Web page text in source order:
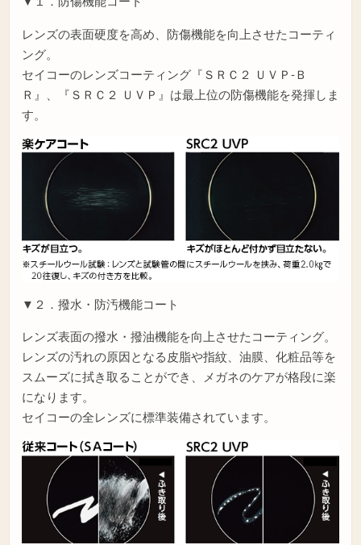
レンズの表面硬度を高め、防傷機能を向上させたコーティ
ング。
セイコーのレンズコーティング『ＳＲＣ２ ＵＶＰ-Ｂ
Ｒ』、『ＳＲＣ２ ＵＶＰ』は最上位の防傷機能を発揮しま
す。
▼２．撥水・防汚機能コート
レンズ表面の撥水・撥油機能を向上させたコーティング。
レンズの汚れの原因となる皮脂や指紋、油膜、化粧品等を
スムーズに拭き取ることができ、メガネのケアが格段に楽
になります。
セイコーの全レンズに標準装備されています。